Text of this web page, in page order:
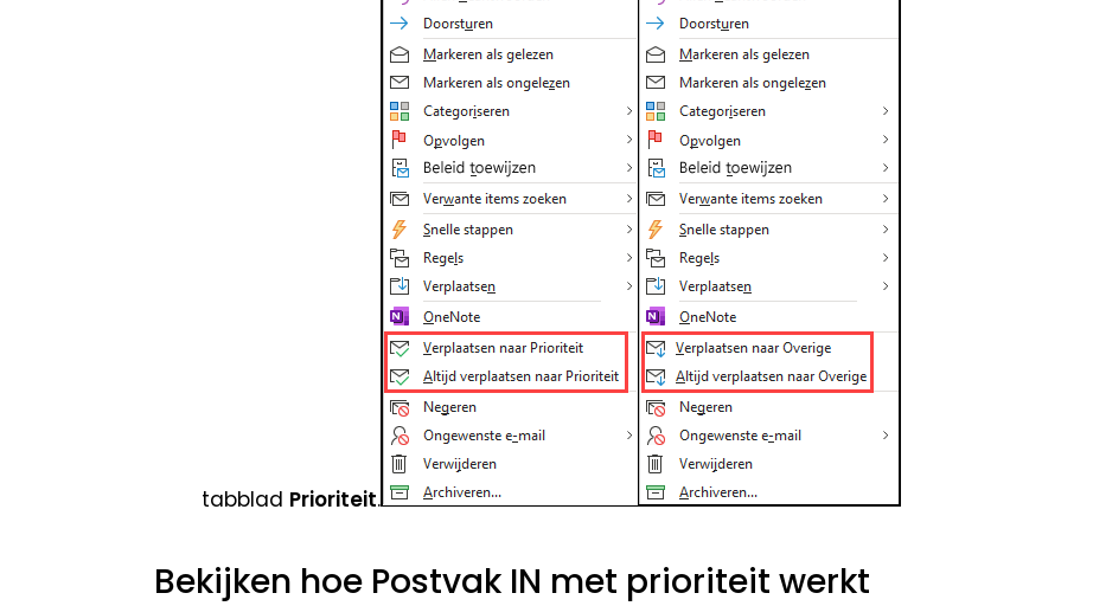
tabblad Prioriteit.
Bekijken hoe Postvak IN met prioriteit werkt